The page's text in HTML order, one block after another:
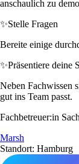
anschaulich zu
✨Stelle Fragen
Bereite einige
✨Präsentiere deine
Neben Fachwissen
gut ins Team passt.
Fachbetreuer:in
Marsh
Standort: Hamburg